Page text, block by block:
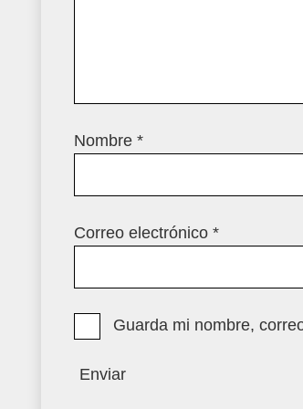
Nombre *
Correo electrónico *
Guarda mi nombre,